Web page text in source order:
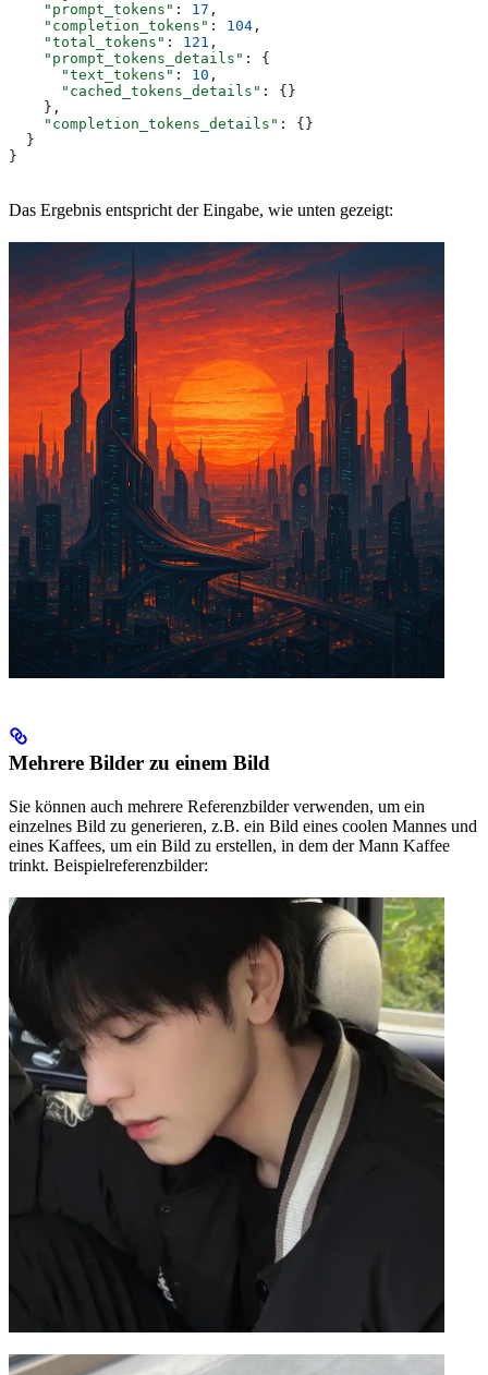
    "prompt_tokens"
: 17 ,
    "completion_tokens"
: 104 ,
    "total_tokens"
: 121 ,
    "prompt_tokens_details"
: {
      "text_tokens"
: 10 ,
      "cached_tokens_details"
: {}
    },
    "completion_tokens_details"
: {}
  }
}
Das Ergebnis entspricht der Eingabe, wie unten gezeigt:
Mehrere Bilder zu einem Bild
Sie können auch mehrere Referenzbilder verwenden, um ein
einzelnes Bild zu generieren, z.B. ein Bild eines coolen Mannes und
eines Kaffees, um ein Bild zu erstellen, in dem der Mann Kaffee
trinkt. Beispielreferenzbilder: